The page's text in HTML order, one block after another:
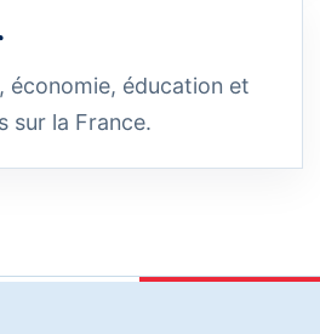
économie, éducation et
sur la France.